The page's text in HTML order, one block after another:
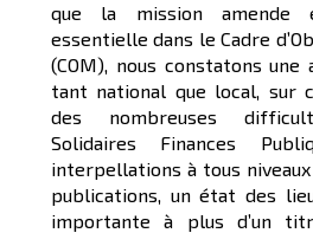
que la mission amende
essentielle dans le Cadre
(COM), nous constatons une
tant national que local, sur
des nombreuses
Solidaires Finances
interpellations à tous
publications, un état des
importante à plus d’un